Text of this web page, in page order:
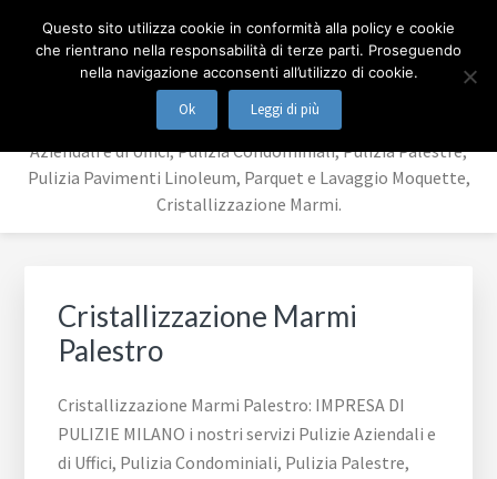
IMPRESA DI PULIZIE
MILANO
IMPRESA DI PULIZIE MILANO i nostri servizi Pulizie
Aziendali e di Uffici, Pulizia Condominiali, Pulizia Palestre,
Pulizia Pavimenti Linoleum, Parquet e Lavaggio Moquette,
Cristallizzazione Marmi.
Cristallizzazione Marmi
Palestro
Cristallizzazione Marmi Palestro: IMPRESA DI
PULIZIE MILANO i nostri servizi Pulizie Aziendali e
di Uffici, Pulizia Condominiali, Pulizia Palestre,
Questo sito utilizza cookie in conformità alla policy e cookie
che rientrano nella responsabilità di terze parti. Proseguendo
nella navigazione acconsenti all’utilizzo di cookie.
Ok Leggi di più